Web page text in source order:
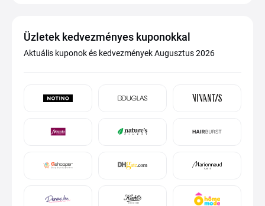
Üzletek kedvezményes kuponokkal
Aktuális kuponok és kedvezmények Augusztus 2026